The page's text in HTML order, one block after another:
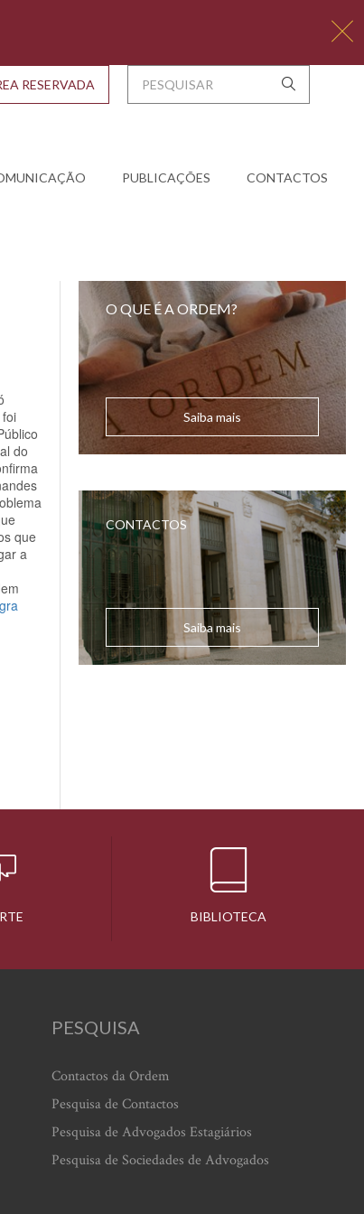
PUBLICAÇÕES CONTACTOS
RESERVADA
do
que
a
O QUE É A ORDEM?
Saiba mais
CONTACTOS
Saiba mais
BIBLIOTECA
PESQUISA
Contactos da Ordem
Pesquisa de Contactos
Pesquisa de Advogados Estagiários
Pesquisa de Sociedades de Advogados